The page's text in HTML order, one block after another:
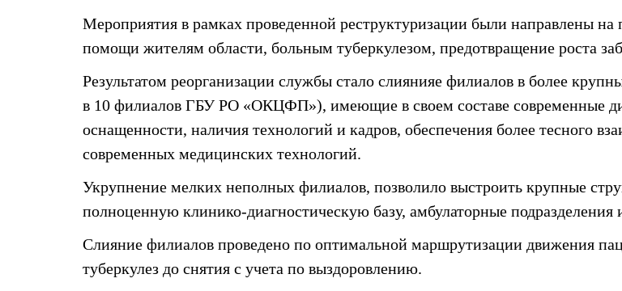
Мероприятия в рамках проведенной реструктуризации были направлены
помощи жителям области, больным туберкулезом, предотвращение роста
Результатом реорганизации службы стало слиянияе филиалов в более
в 10 филиалов ГБУ РО «ОКЦФП»), имеющие в своем составе современные
оснащенности, наличия технологий и кадров, обеспечения более тесного
современных медицинских технологий.
Укрупнение мелких неполных филиалов, позволило выстроить крупные
полноценную клинико-диагностическую базу, амбулаторные подразделения
Слияние филиалов проведено по оптимальной маршрутизации движения
туберкулез до снятия с учета по выздоровлению.